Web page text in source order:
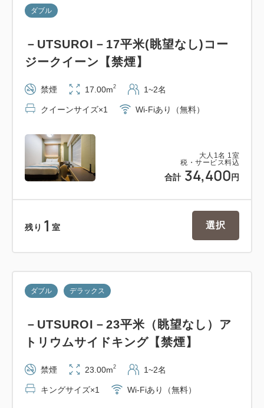
券」案内書類をご持参ください。
2024年度より、株主サービス券が電子化されます。
株主優待関係の封筒（毎年6月下旬発送）に同封され
ている「はがき」に記載のQRコードを、ご自身のス
マートフォン等で読み取っていただくと、電子版株主
サービス券がご利用いただけます。
◎東急不動産HD株主さま：
チェックインの際に、コラボ株主優待券「JR東日本
ホテルズ 宿泊施設 優待価格宿泊券」を必ずご持参、
ご提出をお願い申し上げます。ご提出がない場合は、
1枚につき1室、1回につき3泊までご利用いただけま
す。
【セキュリティとアメニティ】
○客室フロアーへの入り口にカードキーリーダーを設
○Wi-Fi・基礎化粧品セット・ミネラルウォーター1
大人 1 名 1 室
税・サービス料込
合計 34,400 円
ダブル
－UTSUROI－17平米(眺望なし)コー
ジークイーン【禁煙】
禁煙 17.00m2 1~2名
クイーンサイズ×1 Wi-Fiあり（無料）
残り 1 室 選択
ダブル デラックス
－UTSUROI－23平米（眺望なし）ア
トリウムサイドキング【禁煙】
禁煙 23.00m2 1~2名
キングサイズ×1 Wi-Fiあり（無料）